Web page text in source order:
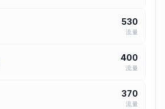
530
流量
400
流量
370
流量